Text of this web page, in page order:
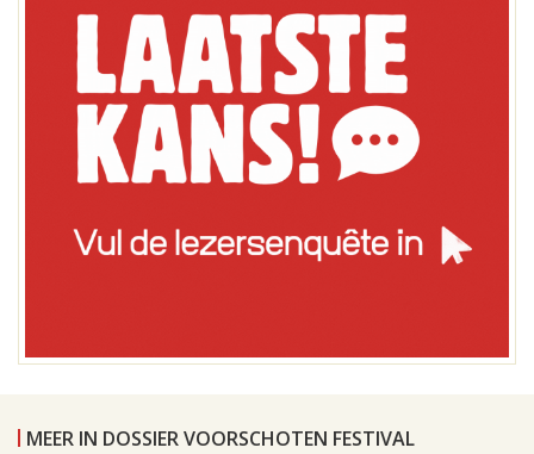
MEER IN DOSSIER VOORSCHOTEN FESTIVAL